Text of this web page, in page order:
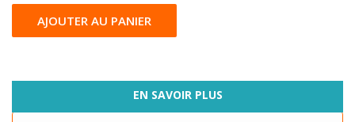
AJOUTER AU PANIER
EN SAVOIR PLUS